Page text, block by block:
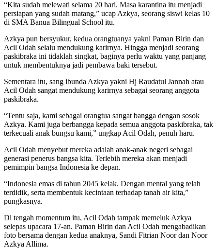
“Kita sudah melewati selama 20 hari. Masa karantina itu menjadi
persiapan yang sudah matang,” ucap Azkya, seorang siswi kelas 10
di SMA Banua Bilingual School itu.
Azkya pun bersyukur, kedua orangtuanya yakni Paman Birin dan
Acil Odah selalu mendukung karirnya. Hingga menjadi seorang
paskibraka ini tidaklah singkat, baginya perlu waktu yang panjang
untuk membentuknya jadi pembawa baki tersebut.
Sementara itu, sang ibunda Azkya yakni Hj Raudatul Jannah atau
Acil Odah sangat mendukung karirnya sebagai seorang anggota
paskibraka.
“Tentu saja, kami sebagai orangtua sangat bangga dengan sosok
Azkya. Kami juga berbangga kepada semua anggota paskibraka, tak
terkecuali anak bungsu kami,” ungkap Acil Odah, penuh haru.
Acil Odah menyebut mereka adalah anak-anak negeri sebagai
generasi penerus bangsa kita. Terlebih mereka akan menjadi
pemimpin bangsa Indonesia ke depan.
“Indonesia emas di tahun 2045 kelak. Dengan mental yang telah
terdidik, serta membentuk kecintaan terhadap tanah air kita,”
pungkasnya.
Di tengah momentum itu, Acil Odah tampak memeluk Azkya
selepas upacara 17-an. Paman Birin dan Acil Odah mengabadikan
foto bersama dengan kedua anaknya, Sandi Fitrian Noor dan Noor
Azkya Allima.